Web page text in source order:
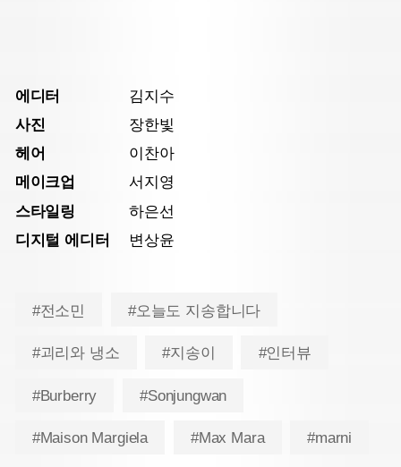
에디터
김지수
사진
장한빛
헤어
이찬아
메이크업
서지영
스타일링
하은선
디지털 에디터
변상윤
#전소민 #오늘도 지송합니다
#괴리와 냉소 #지송이 #인터뷰
#Burberry #Sonjungwan
#Maison Margiela #Max Mara #marni